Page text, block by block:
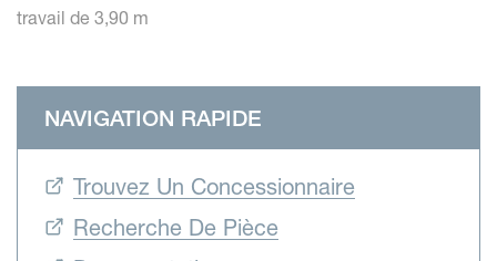
travail de 3,90 m
NAVIGATION RAPIDE
Trouvez Un Concessionnaire
Recherche De Pièce